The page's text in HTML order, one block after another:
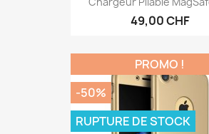
49,00 CHF
PROMO !
-50%
RUPTURE DE STOCK